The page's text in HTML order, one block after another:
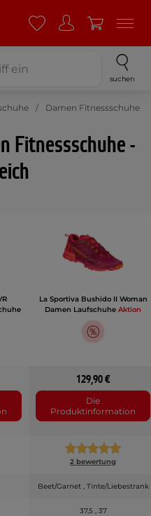
suchen
Damen Fitnessschuhe
Fitnessschuhe -
La Sportiva Bushido II Woman
Damen Laufschuhe Aktion
129,90 €
Die
Produktinformation
2 bewertung
Beet/Garnet , Tinte/Liebestrank
37,5 , 37